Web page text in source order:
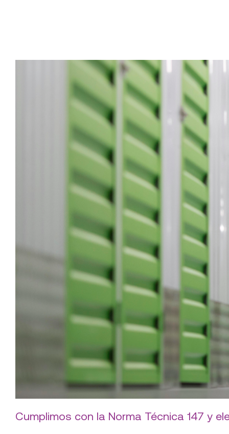
Cumplimos con la Norma Técnica 147 y